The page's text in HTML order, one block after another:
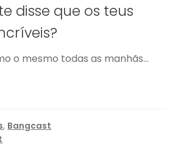
disse que os teus
o mesmo todas as manhãs…
, Bangcast